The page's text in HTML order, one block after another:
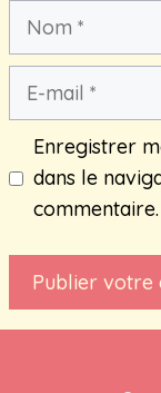
Nom
Enregistrer
dans le
commentaire.